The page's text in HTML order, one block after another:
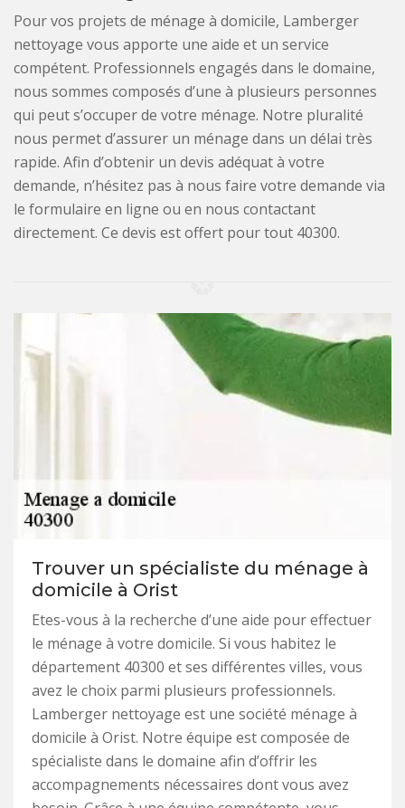
Pour vos projets de ménage à domicile, Lamberger
nettoyage vous apporte une aide et un service
compétent. Professionnels engagés dans le domaine,
nous sommes composés d’une à plusieurs personnes
qui peut s’occuper de votre ménage. Notre pluralité
nous permet d’assurer un ménage dans un délai très
rapide. Afin d’obtenir un devis adéquat à votre
demande, n’hésitez pas à nous faire votre demande via
le formulaire en ligne ou en nous contactant
directement. Ce devis est offert pour tout 40300.
Trouver un spécialiste du ménage à
domicile à Orist
Etes-vous à la recherche d’une aide pour effectuer
le ménage à votre domicile. Si vous habitez le
département 40300 et ses différentes villes, vous
avez le choix parmi plusieurs professionnels.
Lamberger nettoyage est une société ménage à
domicile à Orist. Notre équipe est composée de
spécialiste dans le domaine afin d’offrir les
accompagnements nécessaires dont vous avez